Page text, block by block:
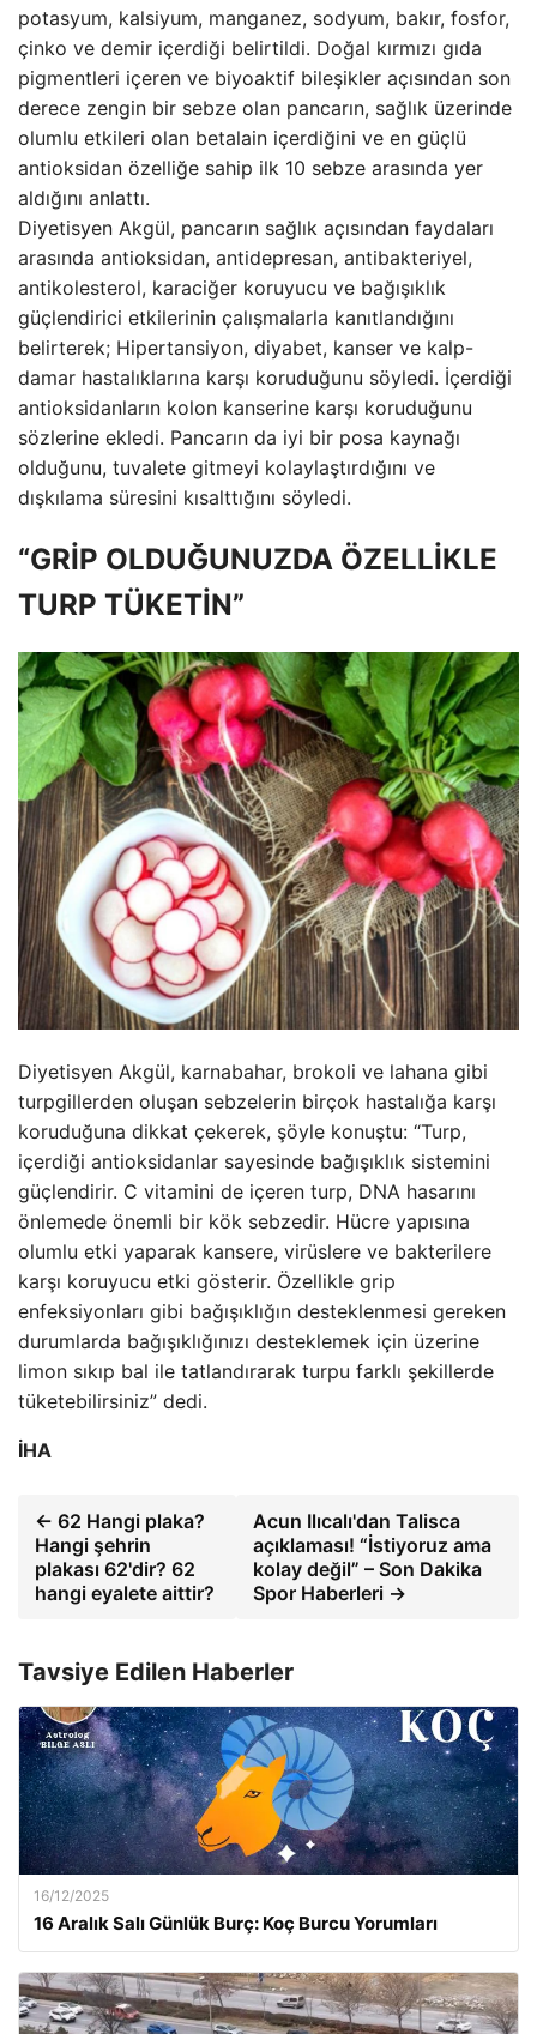
potasyum, kalsiyum, manganez, sodyum, bakır, fosfor,
çinko ve demir içerdiği belirtildi. Doğal kırmızı gıda
pigmentleri içeren ve biyoaktif bileşikler açısından son
derece zengin bir sebze olan pancarın, sağlık üzerinde
olumlu etkileri olan betalain içerdiğini ve en güçlü
antioksidan özelliğe sahip ilk 10 sebze arasında yer
aldığını anlattı.
Diyetisyen Akgül, pancarın sağlık açısından faydaları
arasında antioksidan, antidepresan, antibakteriyel,
antikolesterol, karaciğer koruyucu ve bağışıklık
güçlendirici etkilerinin çalışmalarla kanıtlandığını
belirterek; Hipertansiyon, diyabet, kanser ve kalp-
damar hastalıklarına karşı koruduğunu söyledi. İçerdiği
antioksidanların kolon kanserine karşı koruduğunu
sözlerine ekledi. Pancarın da iyi bir posa kaynağı
olduğunu, tuvalete gitmeyi kolaylaştırdığını ve
dışkılama süresini kısalttığını söyledi.
“GRİP OLDUĞUNUZDA ÖZELLİKLE
TURP TÜKETİN”
Diyetisyen Akgül, karnabahar, brokoli ve lahana gibi
turpgillerden oluşan sebzelerin birçok hastalığa karşı
koruduğuna dikkat çekerek, şöyle konuştu: “Turp,
içerdiği antioksidanlar sayesinde bağışıklık sistemini
güçlendirir. C vitamini de içeren turp, DNA hasarını
önlemede önemli bir kök sebzedir. Hücre yapısına
olumlu etki yaparak kansere, virüslere ve bakterilere
karşı koruyucu etki gösterir. Özellikle grip
enfeksiyonları gibi bağışıklığın desteklenmesi gereken
durumlarda bağışıklığınızı desteklemek için üzerine
limon sıkıp bal ile tatlandırarak turpu farklı şekillerde
tüketebilirsiniz” dedi.
İHA
← 62 Hangi plaka?
Hangi şehrin
plakası 62'dir? 62
hangi eyalete aittir?
Acun Ilıcalı'dan Talisca
açıklaması! “İstiyoruz ama
kolay değil” – Son Dakika
Spor Haberleri →
Tavsiye Edilen Haberler
16/12/2025
16 Aralık Salı Günlük Burç: Koç Burcu Yorumları